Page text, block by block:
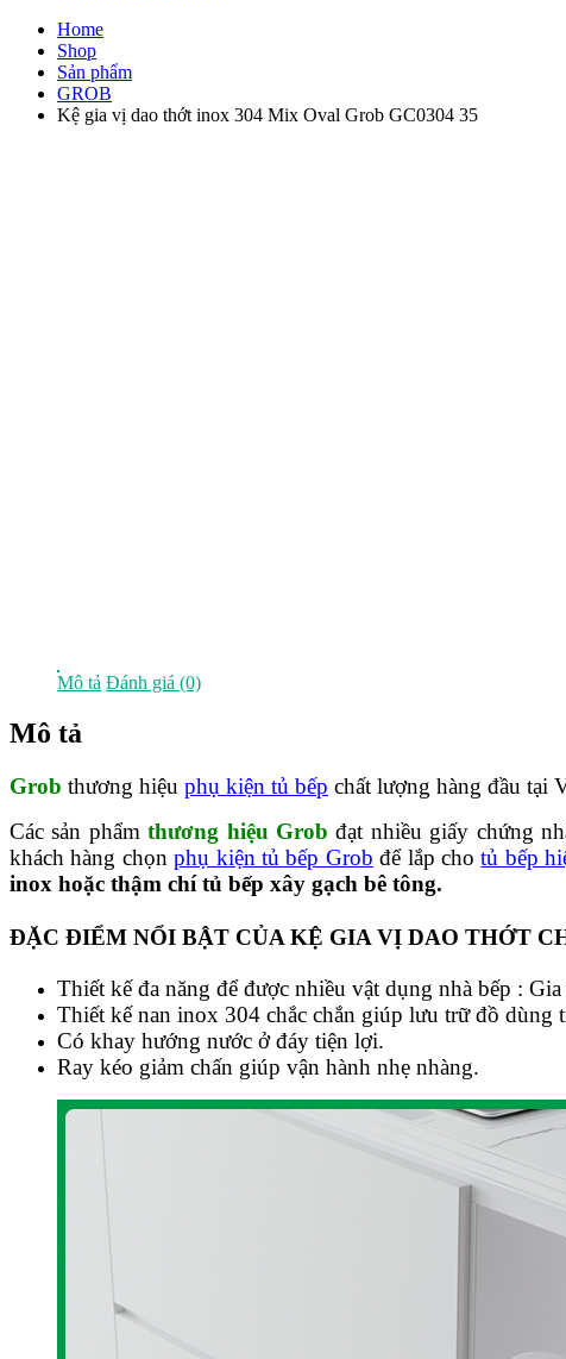
Home
Shop
Sản phẩm
GROB
Kệ gia vị dao thớt inox 304 Mix Oval Grob GC0304 35
Mô tả Đánh giá (0)
Mô tả
Grob thương hiệu phụ kiện tủ bếp chất lượng hàng đầu tại
Các sản phẩmthương hiệu Grob đạt nhiều giấy chứng
khách hàng chọnphụ kiện tủ bếp Grob để lắp chotủ bếp
inox hoặc thậm chí tủ bếp xây gạch bê tông.
ĐẶC ĐIỂM NỔI BẬT CỦA KỆ GIA VỊ DAO THỚT
Thiết kế đa năng để được nhiều vật dụng nhà bếp :
Thiết kế nan inox 304 chắc chắn giúp lưu trữ đồ dùng
Có khay hướng nước ở đáy tiện lợi.
Ray kéo giảm chấn giúp vận hành nhẹ nhàng.